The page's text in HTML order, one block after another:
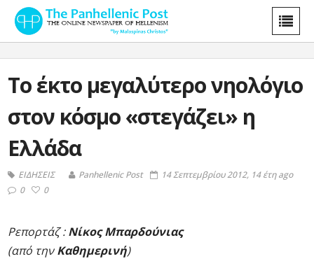
To έκτο μεγαλύτερο νηολόγιο
στον κόσμο «στεγάζει» η
Ελλάδα
ΕΙΔΗΣΕΙΣ Panhellenic Post
14 Σεπτεμβρίου 2012, 14 έτη ago
0
0
Ρεπορτάζ :Νίκος Μπαρδούνιας
(από τηνΚαθημερινή)